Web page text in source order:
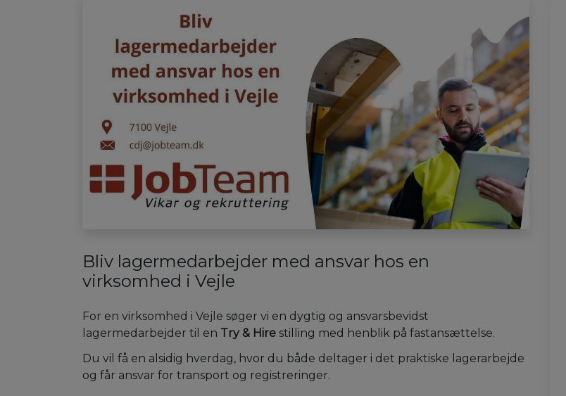
Bliv lagermedarbejder med ansvar hos en
virksomhed i Vejle
For en virksomhed i Vejle søger vi en dygtig og ansvarsbevidst
lagermedarbejder til en Try & Hire stilling med henblik på fastansættelse.
Du vil få en alsidig hverdag, hvor du både deltager i det praktiske lagerarbejde
og får ansvar for transport og registreringer.